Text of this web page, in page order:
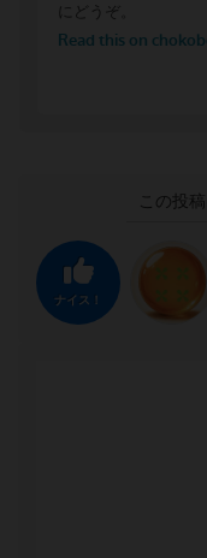
この投稿
ナイス！